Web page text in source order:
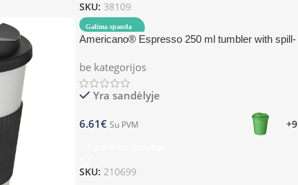
SKU: 38109
Galima spauda
Americano® Espresso 250 ml tumbler with spill-
be kategorijos
Yra sandėlyje
6.61€ Su PVM +9
SKU:210699